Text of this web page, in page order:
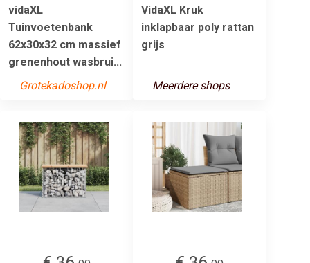
vidaXL
Tuinvoetenbank
62x30x32 cm massief
grenenhout wasbrui...
Grotekadoshop.nl
VidaXL Kruk
inklapbaar poly rattan
grijs
Meerdere shops